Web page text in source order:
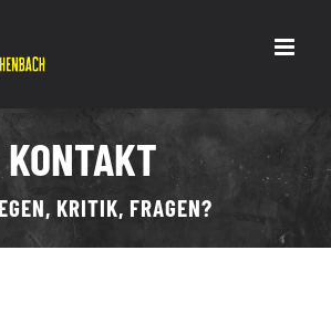
KONTAKT
KRITIK, FRAGEN?